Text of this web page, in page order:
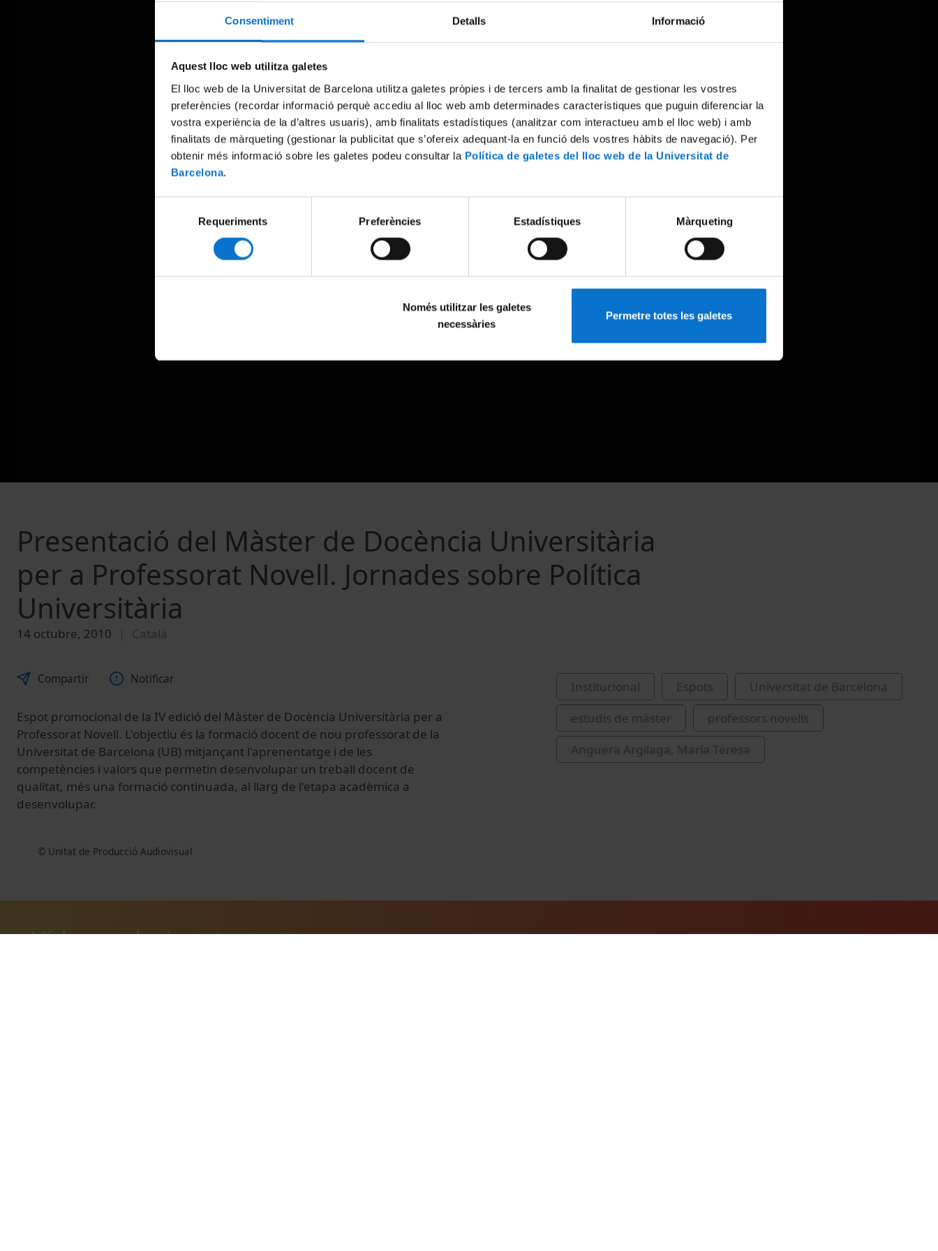
Consentiment Detalls Informació
Aquest lloc web utilitza galetes
El lloc web de la Universitat de Barcelona utilitza galetes pròpies i de tercers amb la finalitat de gestionar les vostres
preferències (recordar informació perquè accediu al lloc web amb determinades característiques que puguin diferenciar la
vostra experiència de la d’altres usuaris), amb finalitats estadístiques (analitzar com interactueu amb el lloc web) i amb
finalitats de màrqueting (gestionar la publicitat que s’ofereix adequant-la en funció dels vostres hàbits de navegació). Per
obtenir més informació sobre les galetes podeu consultar la Política de galetes del lloc web de la Universitat de
Barcelona.
consentiment
Requeriments Preferències Estadístiques Màrqueting
Només utilitzar les galetes
necessàries
Permetre totes les galetes
Presentació del Màster de Docència Universitària
per a Professorat Novell. Jornades sobre Política
Universitària
14 octubre, 2010 Català
Compartir Notificar
Espot promocional de la IV edició del Màster de Docència Universitària per a
Professorat Novell. L'objectiu és la formació docent de nou professorat de la
Universitat de Barcelona (UB) mitjançant l'aprenentatge i de les
competències i valors que permetin desenvolupar un treball docent de
qualitat, més una formació continuada, al llarg de l'etapa acadèmica a
desenvolupar.
© Unitat de Producció Audiovisual
Institucional Espots
Universitat de Barcelona
estudis de màster
professors novells
Anguera Argilaga, María Teresa
Vídeos relacionats